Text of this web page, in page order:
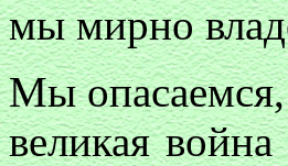
мы мирно
Мы опасаемся,
великая